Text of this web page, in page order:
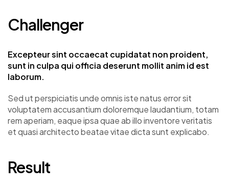
Challenger
Excepteur sint occaecat cupidatat non proident,
sunt in culpa qui officia deserunt mollit anim id est
laborum.
Sed ut perspiciatis unde omnis iste natus error sit
voluptatem accusantium doloremque laudantium, totam
rem aperiam, eaque ipsa quae ab illo inventore veritatis
et quasi architecto beatae vitae dicta sunt explicabo.
Result